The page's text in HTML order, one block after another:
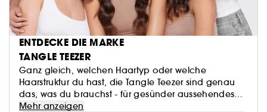
ENTDECKE DIE MARKE
TANGLE TEEZER
Ganz gleich, welchen Haartyp oder welche
Haarstruktur du hast, die Tangle Teezer sind genau
das, was du brauchst - für gesünder aussehendes
Haar, weniger Haarbruch und mehr Selbstvertrauen.
Mehr anzeigen